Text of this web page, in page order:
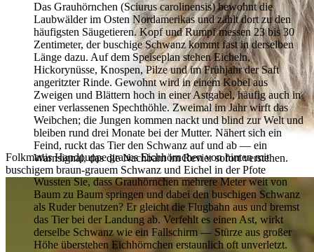
Folkmanis Handpuppe graues Eichhörnchen von hinten mit
buschigem braun-grauem Schwanz und Eichel in der Pfote
Das Grauhörnchen (Sciurus carolinensis) bewohnt die
Laubwälder im Osten Nordamerikas und zählt dort zu den
häufigsten Säugetieren. Kopf und Rumpf messen 23 bis 30
Zentimeter, der buschige Schwanz kommt fast in derselben
Länge dazu. Auf dem Speiseplan stehen Eicheln,
Hickorynüsse, Knospen, Pilze und im Frühjahr der Saft
angeritzter Rinde. Gewohnt wird in einem Kobel aus
Zweigen und Blättern hoch in einer Astgabel, häufig auch in
einer verlassenen Spechthöhle. Zweimal im Jahr wirft das
Weibchen; die Jungen kommen nackt und blind zur Welt und
bleiben rund drei Monate bei der Mutter. Nähert sich ein
Feind, ruckt das Tier den Schwanz auf und ab — ein
Warnsignal, das die Nachbarn im Revier sofort verstehen.
Wussten Sie, dass Grauhörnchen mehrere Meter weit von
Baum zu Baum springen und dabei den buschigen Schwanz
als Ruder benutzen? Er gleicht die Flugbahn aus und bremst
das Tier bei der Landung ab. Verfehlt es einen Ast, wirkt
derselbe Schwanz wie ein Fallschirm — Stürze aus großer
Höhe überstehen Eichhörnchen erstaunlich oft unverletzt.